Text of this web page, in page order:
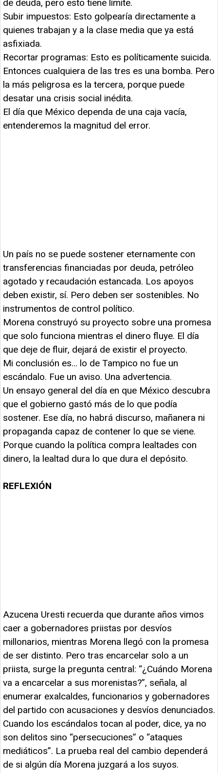
de deuda, pero esto tiene límite.
Subir impuestos: Esto golpearía directamente a
quienes trabajan y a la clase media que ya está
asfixiada.
Recortar programas: Esto es políticamente suicida.
Entonces cualquiera de las tres es una bomba. Pero
la más peligrosa es la tercera, porque puede
desatar una crisis social inédita.
El día que México dependa de una caja vacía,
entenderemos la magnitud del error.
Un país no se puede sostener eternamente con
transferencias financiadas por deuda, petróleo
agotado y recaudación estancada. Los apoyos
deben existir, sí. Pero deben ser sostenibles. No
instrumentos de control político.
Morena construyó su proyecto sobre una promesa
que solo funciona mientras el dinero fluye. El día
que deje de fluir, dejará de existir el proyecto.
Mi conclusión es... lo de Tampico no fue un
escándalo. Fue un aviso. Una advertencia.
Un ensayo general del día en que México descubra
que el gobierno gastó más de lo que podía
sostener. Ese día, no habrá discurso, mañanera ni
propaganda capaz de contener lo que se viene.
Porque cuando la política compra lealtades con
dinero, la lealtad dura lo que dura el depósito.
REFLEXIÓN
Azucena Uresti recuerda que durante años vimos
caer a gobernadores priistas por desvíos
millonarios, mientras Morena llegó con la promesa
de ser distinto. Pero tras encarcelar solo a un
priista, surge la pregunta central: “¿Cuándo Morena
va a encarcelar a sus morenistas?”, señala, al
enumerar exalcaldes, funcionarios y gobernadores
del partido con acusaciones y desvíos denunciados.
Cuando los escándalos tocan al poder, dice, ya no
son delitos sino “persecuciones” o “ataques
mediáticos”. La prueba real del cambio dependerá
de si algún día Morena juzgará a los suyos.